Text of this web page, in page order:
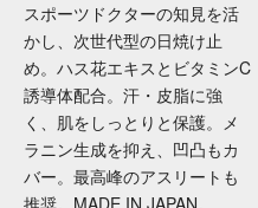
スポーツドクターの知見を活
かし、次世代型の日焼け止
め。ハス花エキスとビタミンC
誘導体配合。汗・皮脂に強
く、肌をしっとりと保護。メ
ラニン生成を抑え、凹凸もカ
バー。最高峰のアスリートも
推奨。MADE IN JAPAN。